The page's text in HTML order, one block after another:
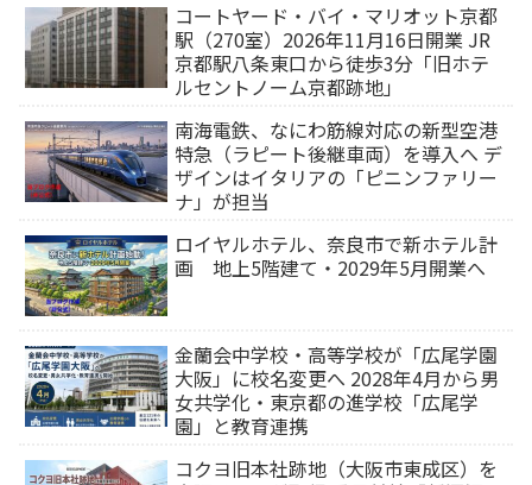
コートヤード・バイ・マリオット京都
駅（270室）2026年11月16日開業 JR
京都駅八条東口から徒歩3分「旧ホテ
ルセントノーム京都跡地」
南海電鉄、なにわ筋線対応の新型空港
特急（ラピート後継車両）を導入へ デ
ザインはイタリアの「ピニンファリー
ナ」が担当
ロイヤルホテル、奈良市で新ホテル計
画 地上5階建て・2029年5月開業へ
金蘭会中学校・高等学校が「広尾学園
大阪」に校名変更へ 2028年4月から男
女共学化・東京都の進学校「広尾学
園」と教育連携
コクヨ旧本社跡地（大阪市東成区）を